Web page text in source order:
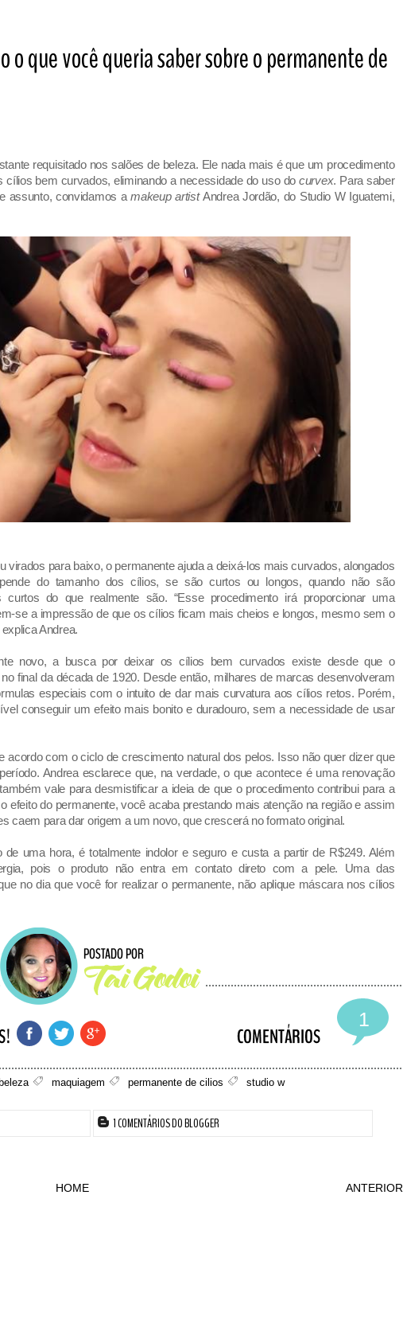
o que você queria saber sobre o permanente de
requisitado nos salões de beleza. Ele nada mais é que um procedimento
cílios bem curvados, eliminando a necessidade do uso docurvex. Para saber
assunto, convidamos amakeup artistAndrea Jordão, do Studio W Iguatemi,
virados para baixo, o permanente ajuda a deixá-los mais curvados, alongados
do tamanho dos cílios, se são curtos ou longos, quando não são
curtos do que realmente são. “Esse procedimento irá proporcionar uma
se a impressão de que os cílios ficam mais cheios e longos, mesmo sem o
Andrea.
novo, a busca por deixar os cílios bem curvados existe desde que o
final da década de 1920. Desde então, milhares de marcas desenvolveram
especiais com o intuito de dar mais curvatura aos cílios retos. Porém,
conseguir um efeito mais bonito e duradouro, sem a necessidade de usar
acordo com o ciclo de crescimento natural dos pelos. Isso não quer dizer que
Andrea esclarece que, na verdade, o que acontece é uma renovação
vale para desmistificar a ideia de que o procedimento contribui para a
efeito do permanente, você acaba prestando mais atenção na região e assim
caem para dar origem a um novo, que crescerá no formato original.
uma hora, é totalmente indolor e seguro e custa a partir de R$249. Além
pois o produto não entra em contato direto com a pele. Uma das
no dia que você for realizar o permanente, não aplique máscara nos cílios
1
maquiagem permanente de cilios studio w
1 COMENTÁRIOS DO BLOGGER
HOME ANTERIOR